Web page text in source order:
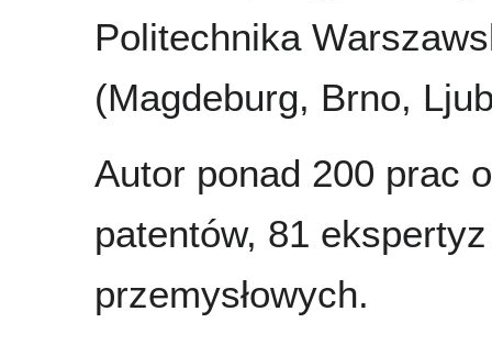
Politechnika
(Magdeburg, Brno,
Autor ponad 200 prac
patentów, 81
przemysłowych.